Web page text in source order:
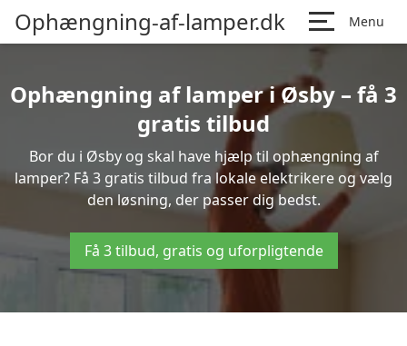
Ophængning-af-lamper.dk Menu
Ophængning af lamper i Øsby – få 3
gratis tilbud
Bor du i Øsby og skal have hjælp til ophængning af
lamper? Få 3 gratis tilbud fra lokale elektrikere og vælg
den løsning, der passer dig bedst.
Få 3 tilbud, gratis og uforpligtende